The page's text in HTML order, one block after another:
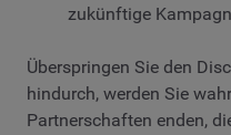
zukünftige
Überspringen Sie den
hindurch, werden Sie
Partnerschaften enden,